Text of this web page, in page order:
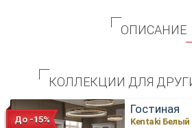
ОПИСАНИЕ
КОЛЛЕКЦИИ ДЛЯ
До -15%
Гостиная
Kentaki Белый